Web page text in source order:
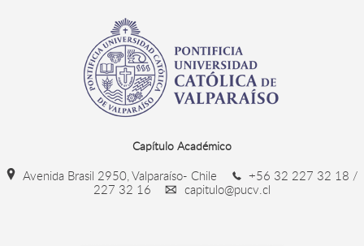
Capítulo Académico
Avenida Brasil 2950, Valparaíso- Chile
+56 32 227 32 18 /
227 32 16
capitulo@pucv.cl